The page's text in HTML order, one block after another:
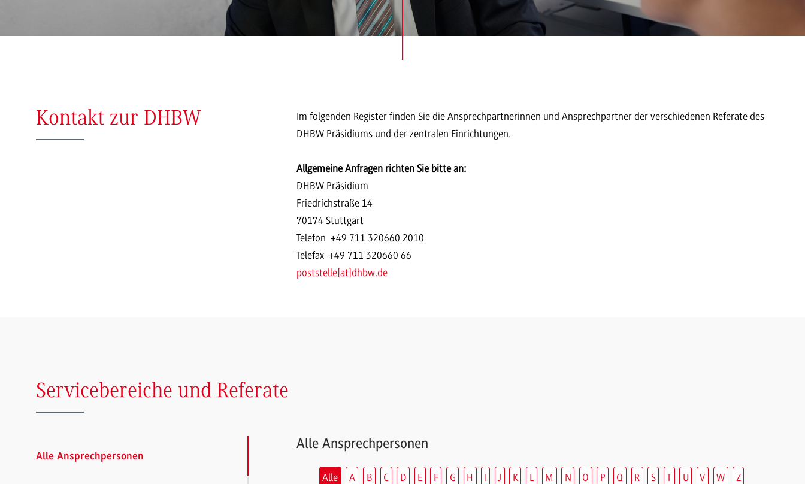
Kontakt zur DHBW
Im folgenden Register finden Sie die Ansprechpartnerinnen und Ansprechpartner der verschiedenen Referate des
DHBW Präsidiums und der zentralen Einrichtungen.
Allgemeine Anfragen richten Sie bitte an:
DHBW Präsidium
Friedrichstraße 14
70174 Stuttgart
Telefon +49 711 320660 2010
Telefax +49 711 320660 66
poststelle[at]dhbw.de
Servicebereiche und Referate
Alle Ansprechpersonen
Alle Ansprechpersonen
Alle A B C D E F G H I J K L M N O P Q R S T U V W Z